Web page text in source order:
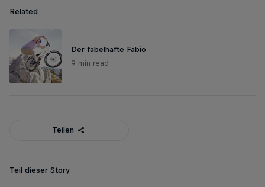
Related
Der fabelhafte Fabio
9 min read
Teilen
Teil dieser Story